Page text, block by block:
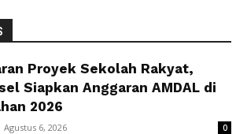
Proyek Sekolah Rakyat,
Siapkan Anggaran AMDAL di
2026
Agustus 6, 2026 0